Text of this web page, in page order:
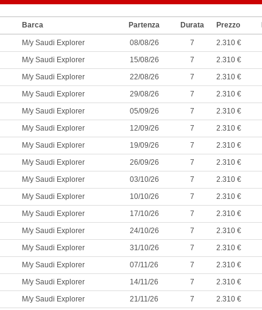
Barca Partenza Durata Prezzo
M/y Saudi Explorer 08/08/26 7
2.310 €
M/y Saudi Explorer 15/08/26 7
2.310 €
M/y Saudi Explorer 22/08/26 7
2.310 €
M/y Saudi Explorer 29/08/26 7
2.310 €
M/y Saudi Explorer 05/09/26 7
2.310 €
M/y Saudi Explorer 12/09/26 7
2.310 €
M/y Saudi Explorer 19/09/26 7
2.310 €
M/y Saudi Explorer 26/09/26 7
2.310 €
M/y Saudi Explorer 03/10/26 7
2.310 €
M/y Saudi Explorer 10/10/26 7
2.310 €
M/y Saudi Explorer 17/10/26 7
2.310 €
M/y Saudi Explorer 24/10/26 7
2.310 €
M/y Saudi Explorer 31/10/26 7
2.310 €
M/y Saudi Explorer 07/11/26 7
2.310 €
M/y Saudi Explorer 14/11/26 7
2.310 €
M/y Saudi Explorer 21/11/26 7 2.310 €